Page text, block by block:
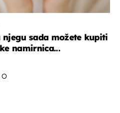
sada možete kupiti
namirnica...